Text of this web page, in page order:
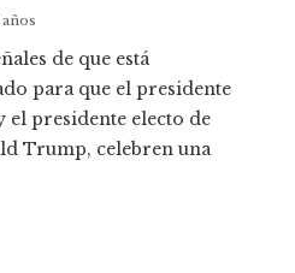
de que está
para que el presidente
presidente electo de
Trump, celebren una